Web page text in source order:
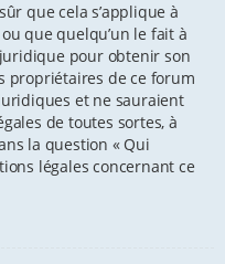
que cela s’applique à
que quelqu’un le fait à
pour obtenir son
propriétaires de ce forum
et ne sauraient
de toutes sortes, à
la question « Qui
légales concernant ce